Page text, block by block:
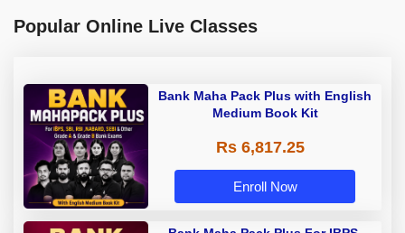
Popular Online Live Classes
Bank Maha Pack Plus with English
Medium Book Kit
Rs 6,817.25
Enroll Now